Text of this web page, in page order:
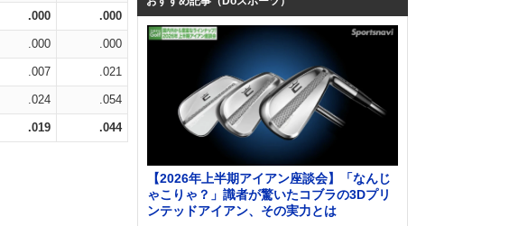
.000 .000
.000 .000
.007 .021
.024 .054
.019 .044
【2026年上半期アイアン座談会】「なんじ
ゃこりゃ？」識者が驚いたコブラの3Dプリ
ンテッドアイアン、その実力とは